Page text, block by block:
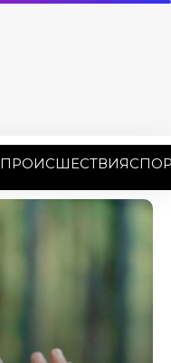
ПРОИСШЕСТВИЯ